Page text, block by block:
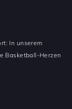
In unserem
Basketball-Herzen